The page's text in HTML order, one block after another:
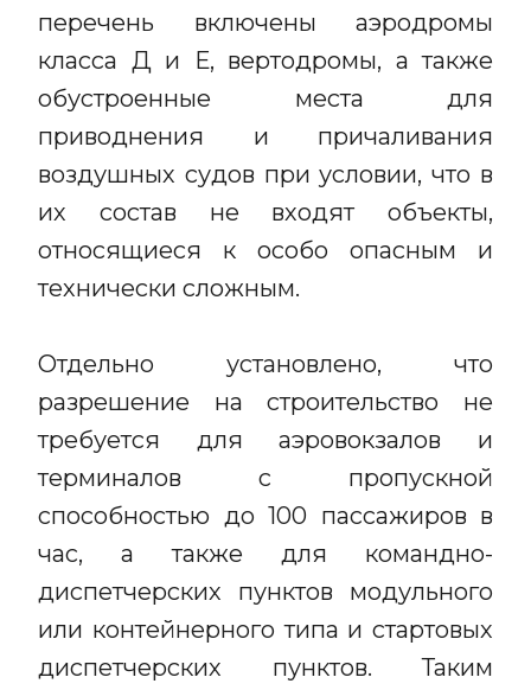
перечень включены аэродромы
класса Д и Е, вертодромы, а также
обустроенные места для
приводнения и причаливания
воздушных судов при условии, что в
их состав не входят объекты,
относящиеся к особо опасным и
технически сложным.
Отдельно установлено, что
разрешение на строительство не
требуется для аэровокзалов и
терминалов с пропускной
способностью до 100 пассажиров в
час, а также для командно-
диспетчерских пунктов модульного
или контейнерного типа и стартовых
диспетчерских пунктов. Таким